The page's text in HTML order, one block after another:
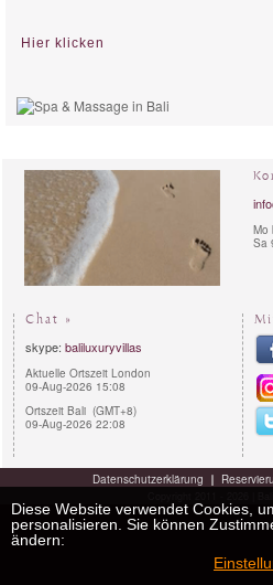
Hier klicken
Mo
Sa
Chat »
skype: baliluxuryvillas
Aktuelle Ortszeit London
09-Aug-2026 15:08
Ortszeit Bali (GMT+8)
09-Aug-2026 22:08
Datenschutzerklärung
Diese Website verwendet Cookies,
personalisieren. Sie können
ändern: